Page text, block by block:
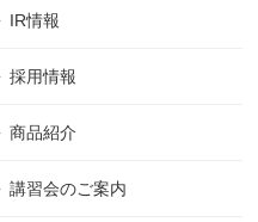
IR情報
採用情報
商品紹介
講習会のご案内